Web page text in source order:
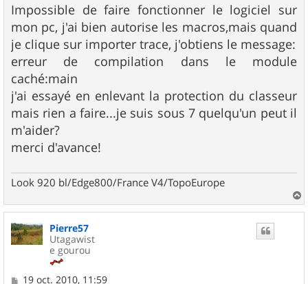
s
s
a
g
e
Impossible de faire fonctionner le logiciel sur
mon pc, j'ai bien autorise les macros,mais quand
je clique sur importer trace, j'obtiens le message:
erreur de compilation dans le module
caché:main
j'ai essayé en enlevant la protection du classeur
mais rien a faire...je suis sous 7 quelqu'un peut il
m'aider?
merci d'avance!
Look 920 bl/Edge800/France V4/TopoEurope
a
Pierre57
Utagawist
e gourou
M19 oct. 2010, 11:59